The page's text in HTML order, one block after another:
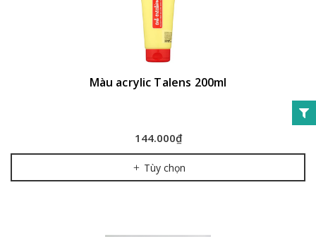
Màu acrylic Talens 200ml
144.000₫
Tùy chọn